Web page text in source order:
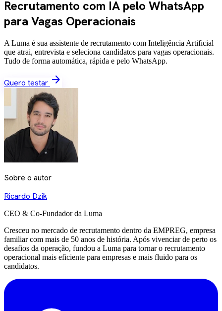
Recrutamento com IA pelo WhatsApp
para Vagas Operacionais
A Luma é sua assistente de recrutamento com Inteligência Artificial
que atrai, entrevista e seleciona candidatos para vagas operacionais.
Tudo de forma automática, rápida e pelo WhatsApp.
Quero testar arrow_forward
Sobre o autor
Ricardo Dzik
CEO & Co-Fundador da Luma
Cresceu no mercado de recrutamento dentro da EMPREG, empresa
familiar com mais de 50 anos de história. Após vivenciar de perto os
desafios da operação, fundou a Luma para tornar o recrutamento
operacional mais eficiente para empresas e mais fluido para os
candidatos.